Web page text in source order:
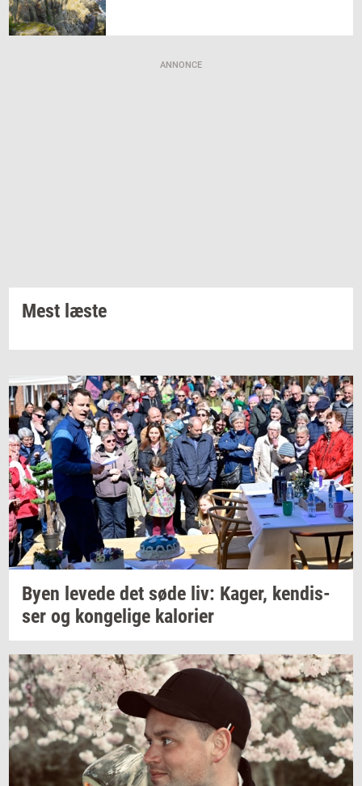
ANNONCE
Mest læste
Byen le­ve­de det søde liv: Kager, ken­dis­
ser og kon­ge­li­ge kal­o­ri­er